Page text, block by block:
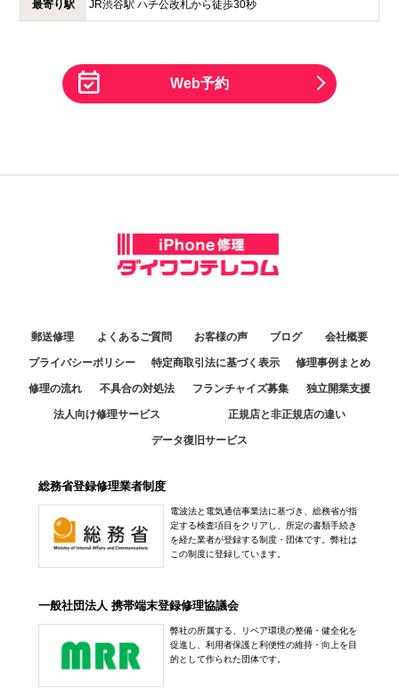
最寄り駅 JR渋谷駅 ハチ公改札から徒歩30秒
Web予約
郵送修理 よくあるご質問 お客様の声 ブログ 会社概要
プライバシーポリシー 特定商取引法に基づく表示 修理事例まとめ
修理の流れ 不具合の対処法 フランチャイズ募集 独立開業支援
法人向け修理サービス 正規店と非正規店の違い
データ復旧サービス
総務省登録修理業者制度
電波法と電気通信事業法に基づき、総務省が指
定する検査項目をクリアし、所定の書類手続き
を経た業者が登録する制度・団体です。弊社は
この制度に登録しています。
一般社団法人 携帯端末登録修理協議会
弊社の所属する、リペア環境の整備・健全化を
促進し、利用者保護と利便性の維持・向上を目
的として作られた団体です。